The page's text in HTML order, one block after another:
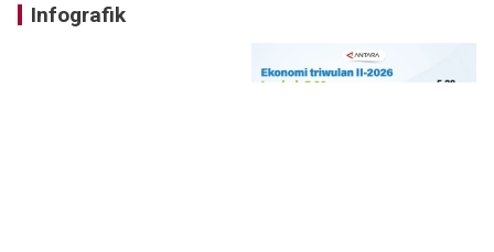
Infografik